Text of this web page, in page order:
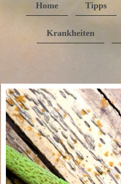
Home Tipps
Krankheiten